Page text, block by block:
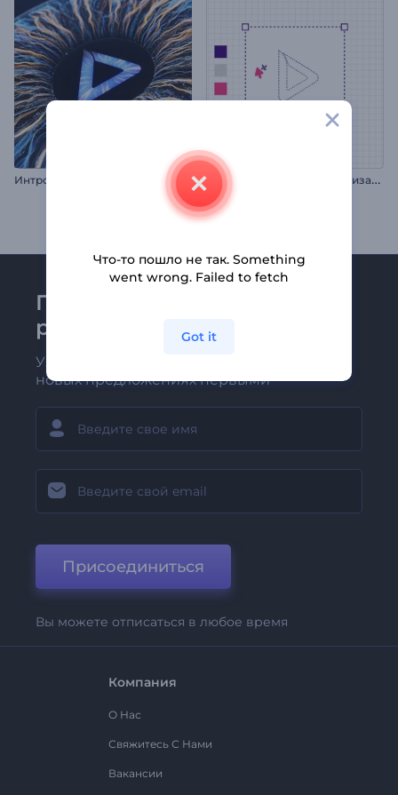
Интро Реалистичный Глаз А
нимация логотипа для дизайнера
Присоединяйтесь к
рассылке Renderforest
Узнавайте о последних новостях и
новых предложениях первыми
Присоединиться
Вы можете отписаться в любое время
Компания
О Нас
Свяжитесь С Нами
Вакансии
Что-то пошло не так. Something
went wrong. Failed to fetch
Got it